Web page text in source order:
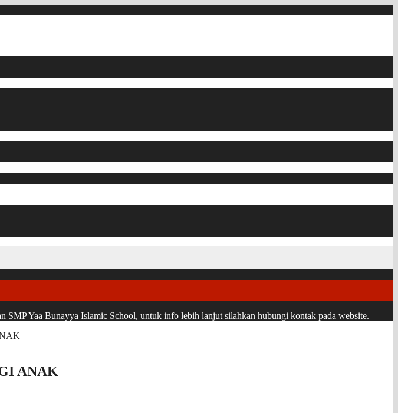
Yaa Bunayya Islamic School, untuk info lebih lanjut silahkan hubungi kontak pada website.
ANAK